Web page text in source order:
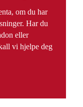
om du har
Har du
eller
vi hjelpe deg